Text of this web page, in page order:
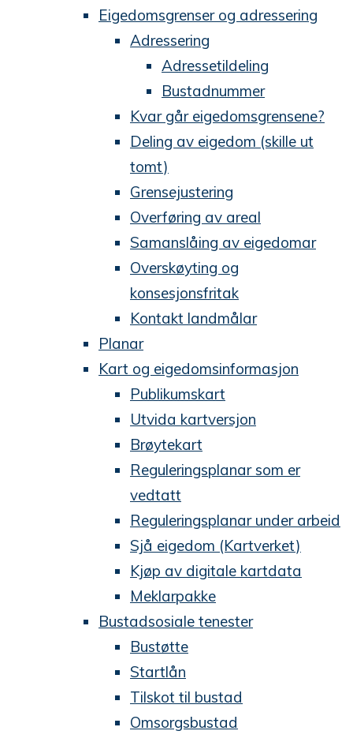
Eigedomsgrenser og adressering
Adressering
Adressetildeling
Bustadnummer
Kvar går eigedomsgrensene?
Deling av eigedom (skille ut
tomt)
Grensejustering
Overføring av areal
Samanslåing av eigedomar
Overskøyting og
konsesjonsfritak
Kontakt landmålar
Planar
Kart og eigedomsinformasjon
Publikumskart
Utvida kartversjon
Brøytekart
Reguleringsplanar som er
vedtatt
Reguleringsplanar under arbeid
Sjå eigedom (Kartverket)
Kjøp av digitale kartdata
Meklarpakke
Bustadsosiale tenester
Bustøtte
Startlån
Tilskot til bustad
Omsorgsbustad